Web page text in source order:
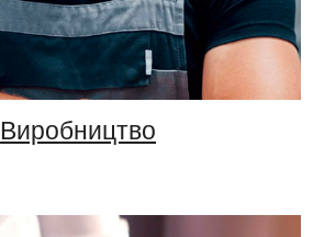
Виробництво